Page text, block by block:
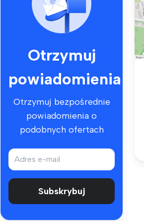
Otrzymuj
powiadomienia
Otrzymuj bezpośrednie
powiadomienia o
podobnych ofertach
Subskrybuj